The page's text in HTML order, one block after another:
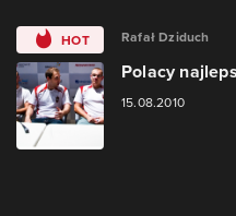
HOT Rafał Dziduch
Polacy
15.08.2010